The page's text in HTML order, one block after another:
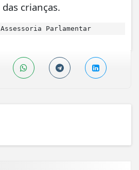
crianças.
Assessoria Parlamentar